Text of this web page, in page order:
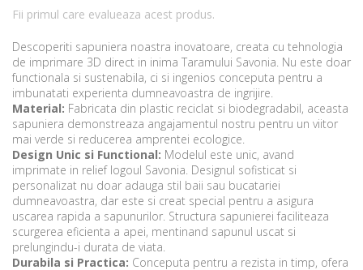
Fii primul care evalueaza acest produs.
Descoperiti sapuniera noastra inovatoare, creata cu tehnologia
de imprimare 3D direct in inima Taramului Savonia. Nu este doar
functionala si sustenabila, ci si ingenios conceputa pentru a
imbunatati experienta dumneavoastra de ingrijire.
Material: Fabricata din plastic reciclat si biodegradabil, aceasta
sapuniera demonstreaza angajamentul nostru pentru un viitor
mai verde si reducerea amprentei ecologice.
Design Unic si Functional: Modelul este unic, avand
imprimate in relief logoul Savonia. Designul sofisticat si
personalizat nu doar adauga stil baii sau bucatariei
dumneavoastra, dar este si creat special pentru a asigura
uscarea rapida a sapunurilor. Structura sapunierei faciliteaza
scurgerea eficienta a apei, mentinand sapunul uscat si
prelungindu-i durata de viata.
Durabila si Practica: Conceputa pentru a rezista in timp, ofera